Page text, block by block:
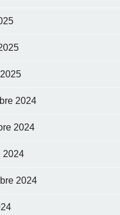
2024
2024
2024
2024